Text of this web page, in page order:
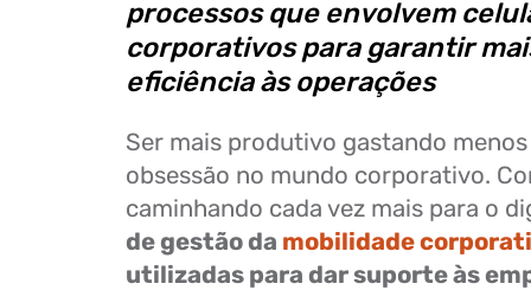
processos que envolvem
corporativos para garantir
eficiência às operações
Ser mais produtivo gastando
obsessão no mundo corporativo.
caminhando cada vez mais para o
de gestão da mobilidade
utilizadas para dar suporte às